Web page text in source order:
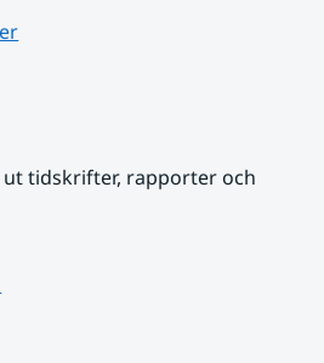
tidskrifter, rapporter och